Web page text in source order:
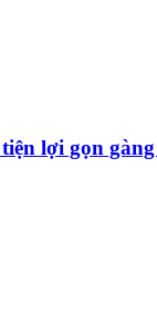
lợi gọn